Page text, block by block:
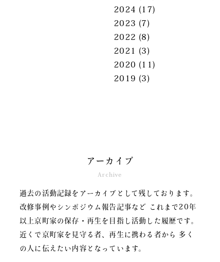
2024 (17)
2023 (7)
2022 (8)
2021
(3)
2020 (11)
2019 (3)
アーカイブ
Archive
過去の活動記録をアーカイブとして残しております。
改修事例やシンポジウム報告記事など
これまで20年
以上京町家の保存・再生を目指し活動した履歴です。
近くで京町家を見守る者、再生に携わる者から
多く
の人に伝えたい内容となっています。